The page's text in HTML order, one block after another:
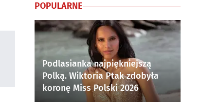
POPULARNE
Podlasianka najpiękniejszą
Polką. Wiktoria Ptak zdobyła
koronę Miss Polski 2026